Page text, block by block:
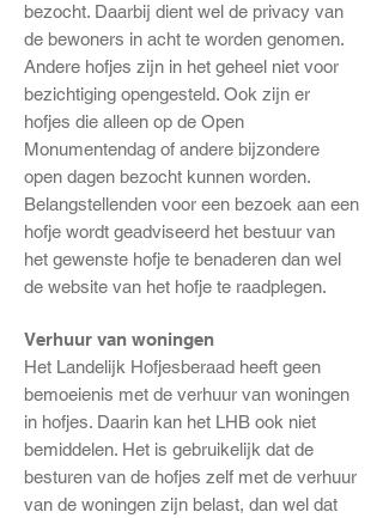
bezocht. Daarbij dient wel de privacy van
de bewoners in acht te worden genomen.
Andere hofjes zijn in het geheel niet voor
bezichtiging opengesteld. Ook zijn er
hofjes die alleen op de Open
Monumentendag of andere bijzondere
open dagen bezocht kunnen worden.
Belangstellenden voor een bezoek aan een
hofje wordt geadviseerd het bestuur van
het gewenste hofje te benaderen dan wel
de website van het hofje te raadplegen.
Verhuur van woningen
Het Landelijk Hofjesberaad heeft geen
bemoeienis met de verhuur van woningen
in hofjes. Daarin kan het LHB ook niet
bemiddelen. Het is gebruikelijk dat de
besturen van de hofjes zelf met de verhuur
van de woningen zijn belast, dan wel dat